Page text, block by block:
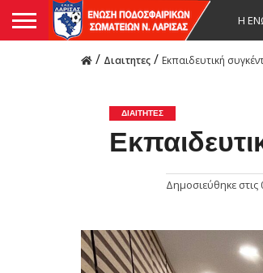
Η
/ Διαιτητες / Εκπαιδευτική
ΔΙΑΙΤΗΤΕΣ
Δημοσιεύθηκε στις